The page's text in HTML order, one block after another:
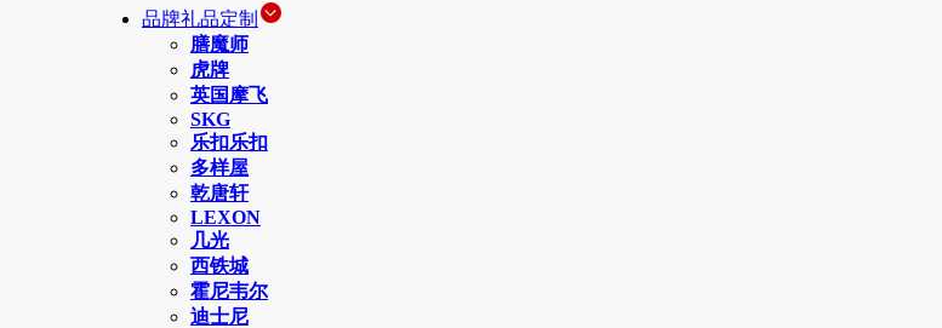
品牌礼品定制
膳魔师
虎牌
英国摩飞
SKG
乐扣乐扣
多样屋
乾唐轩
LEXON
几光
西铁城
霍尼韦尔
迪士尼